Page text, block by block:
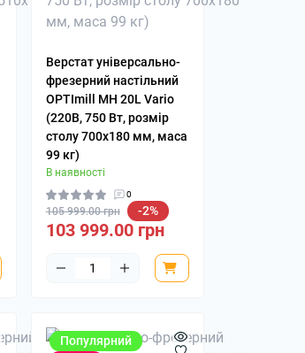
Верстат універсально-
фрезерний настільний
OPTImill MH 20L Vario
(220В, 750 Вт, розмір
столу 700х180 мм, маса
99 кг)
В наявності
0
105 999.00 грн -2%
103 999.00 грн
Популярний